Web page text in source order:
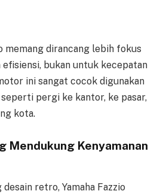
memang dirancang lebih fokus
efisiensi, bukan untuk kecepatan
ini sangat cocok digunakan
pergi ke kantor, ke pasar,
kota.
Mendukung Kenyamanan
retro, Yamaha Fazzio